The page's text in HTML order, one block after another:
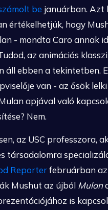
be januárban. Azt
értékelhetjük, hogy
- mondta Caro annak
az animációs
áll ebben a tekintetben.
van - az ősök
apjával való
Nem.
az USC professzora,
társadalomra
Reporterfebruárban
Mushut az újból Mulan
is